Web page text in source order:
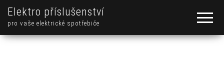
Elektro příslušenství
pro vaše elektrické spotřebiče